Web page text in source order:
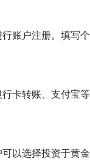
账户注册。填写
卡转账、支付宝
以选择投资于黄